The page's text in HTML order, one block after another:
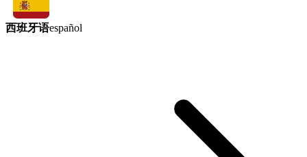
西班牙语español